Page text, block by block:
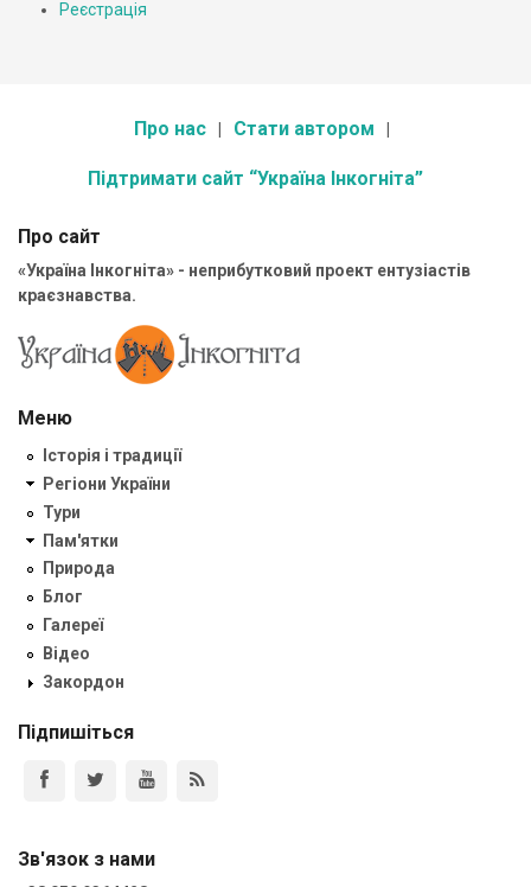
Реєстрація
Про нас Стати автором
Підтримати сайт “Україна Інкогніта”
Про сайт
«Україна Інкогніта» - неприбутковий проект ентузіастів
краєзнавства.
Меню
Історія і традиції
Регіони України
Тури
Пам'ятки
Природа
Блог
Галереї
Відео
Закордон
Підпишіться
Зв'язок з нами